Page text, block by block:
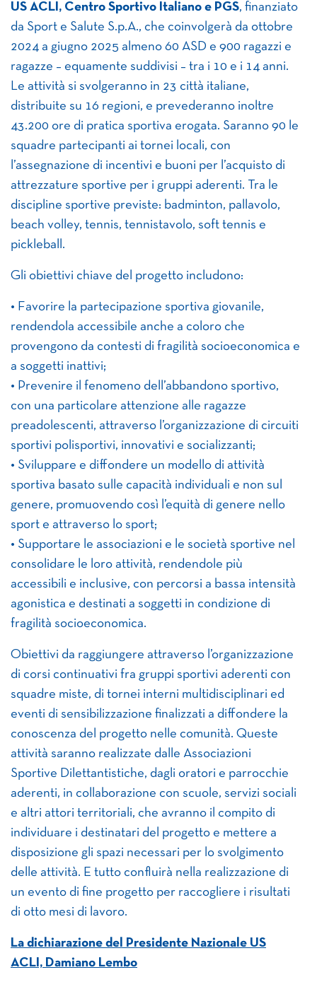
US ACLI, Centro Sportivo Italiano e PGS, finanziato
da Sport e Salute S.p.A., che coinvolgerà da ottobre
2024 a giugno 2025 almeno 60 ASD e 900 ragazzi e
ragazze – equamente suddivisi – tra i 10 e i 14 anni.
Le attività si svolgeranno in 23 città italiane,
distribuite su 16 regioni, e prevederanno inoltre
43.200 ore di pratica sportiva erogata. Saranno 90 le
squadre partecipanti ai tornei locali, con
l’assegnazione di incentivi e buoni per l’acquisto di
attrezzature sportive per i gruppi aderenti. Tra le
discipline sportive previste: badminton, pallavolo,
beach volley, tennis, tennistavolo, soft tennis e
pickleball.
Gli obiettivi chiave del progetto includono:
• Favorire la partecipazione sportiva giovanile,
rendendola accessibile anche a coloro che
provengono da contesti di fragilità socioeconomica e
a soggetti inattivi;
• Prevenire il fenomeno dell’abbandono sportivo,
con una particolare attenzione alle ragazze
preadolescenti, attraverso l’organizzazione di circuiti
sportivi polisportivi, innovativi e socializzanti;
• Sviluppare e diffondere un modello di attività
sportiva basato sulle capacità individuali e non sul
genere, promuovendo così l’equità di genere nello
sport e attraverso lo sport;
• Supportare le associazioni e le società sportive nel
consolidare le loro attività, rendendole più
accessibili e inclusive, con percorsi a bassa intensità
agonistica e destinati a soggetti in condizione di
fragilità socioeconomica.
Obiettivi da raggiungere attraverso l’organizzazione
di corsi continuativi fra gruppi sportivi aderenti con
squadre miste, di tornei interni multidisciplinari ed
eventi di sensibilizzazione finalizzati a diffondere la
conoscenza del progetto nelle comunità. Queste
attività saranno realizzate dalle Associazioni
Sportive Dilettantistiche, dagli oratori e parrocchie
aderenti, in collaborazione con scuole, servizi sociali
e altri attori territoriali, che avranno il compito di
individuare i destinatari del progetto e mettere a
disposizione gli spazi necessari per lo svolgimento
delle attività. E tutto confluirà nella realizzazione di
un evento di fine progetto per raccogliere i risultati
di otto mesi di lavoro.
La dichiarazione del Presidente Nazionale US
ACLI, Damiano Lembo